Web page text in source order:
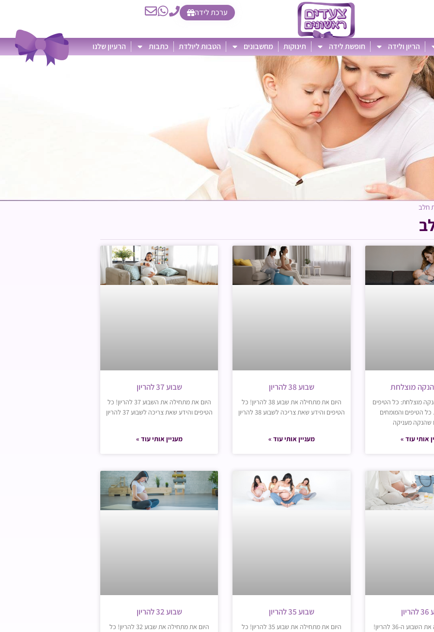
ערכת לידה
הריון ולידה חופשת לידה תינוקות מחשבונים הטבות ליולדת כתבות הרעיון שלנו
חלב
מוצלחת
מוצלחת: כל הטיפים
הטיפים והמומחים
שהנקה מעניקה
אותי עוד »
שבוע 38 להריון
היום את מתחילה את שבוע 38 להריון! כל
הטיפים והידע שאת צריכה לשבוע 38 להריון
מעניין אותי עוד »
שבוע 37 להריון
היום את מתחילה את השבוע 37 להריון! כל
הטיפים והידע שאת צריכה לשבוע 37 להריון
מעניין אותי עוד »
היום את מתחילה את השבוע ה-36 להריון!
שבוע 35 להריון
היום את מתחילה את שבוע 35 להריון! כל
שבוע 32 להריון
היום את מתחילה את שבוע 32 להריון! כל